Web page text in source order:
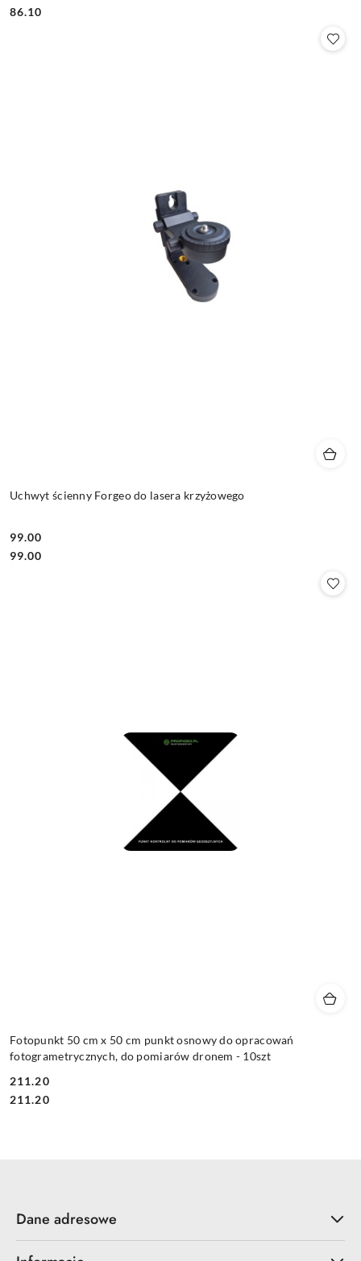
Cena:
86.10
Uchwyt ścienny Forgeo do lasera krzyżowego
Cena:
99.00
Cena:
99.00
Fotopunkt 50 cm x 50 cm punkt osnowy do opracowań
fotogrametrycznych, do pomiarów dronem - 10szt
Cena:
211.20
Cena:
211.20
Dane adresowe